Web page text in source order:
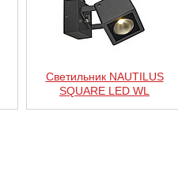
Светильник NAUTILUS
SQUARE LED WL